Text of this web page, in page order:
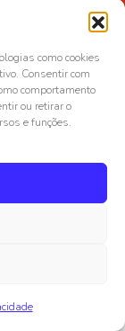
como cookies
Consentir com
comportamento
ou retirar o
e funções.